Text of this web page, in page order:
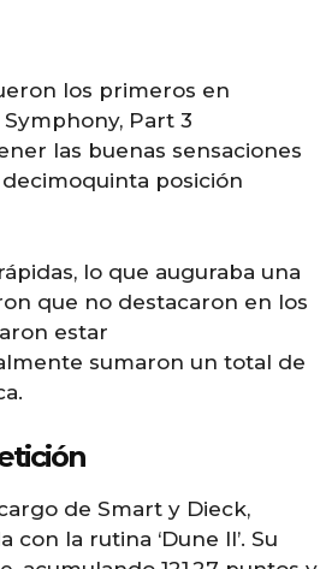
los primeros en
Part 3
las buenas sensaciones
posición
lo que auguraba una
que no destacaron en los
estar
sumaron un total de
de Smart y Dieck,
la rutina ‘Dune II’. Su